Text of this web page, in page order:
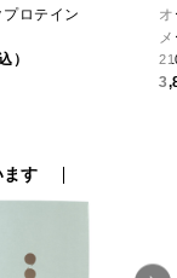
ロテイン
）
ます